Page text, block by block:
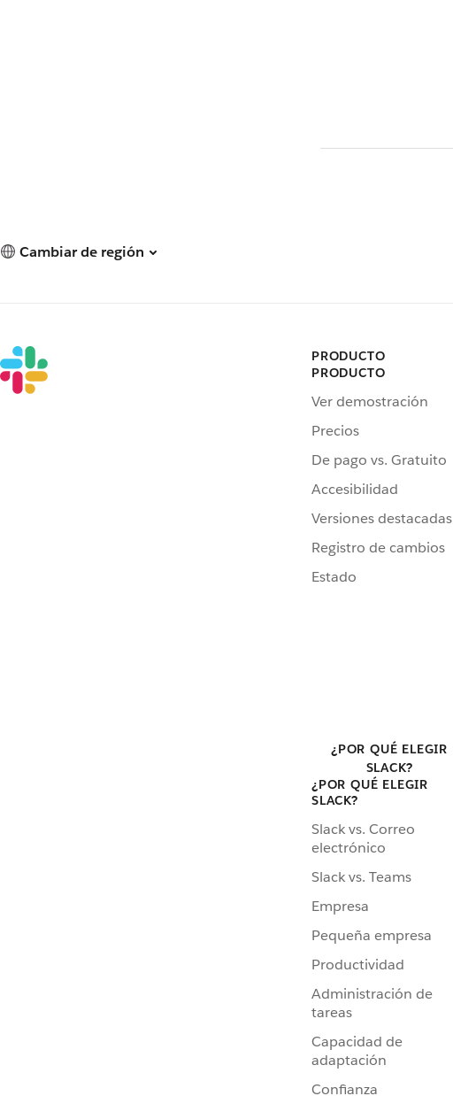
Cambiar de región
PRODUCTO
PRODUCTO
Ver demostración
Precios
De pago vs. Gratuito
Accesibilidad
Versiones destacadas
Registro de cambios
Estado
¿POR QUÉ ELEGIR
SLACK?
¿POR QUÉ ELEGIR
SLACK?
Slack vs. Correo
electrónico
Slack vs. Teams
Empresa
Pequeña empresa
Productividad
Administración de
tareas
Capacidad de
adaptación
Confianza